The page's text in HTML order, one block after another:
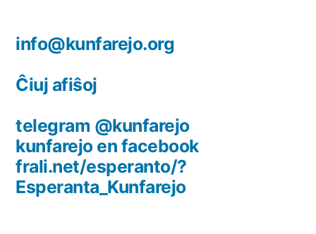
info@kunfarejo.org
Ĉiuj afiŝoj
telegram @kunfarejo
kunfarejo en facebook
frali.net/esperanto/?
Esperanta_Kunfarejo